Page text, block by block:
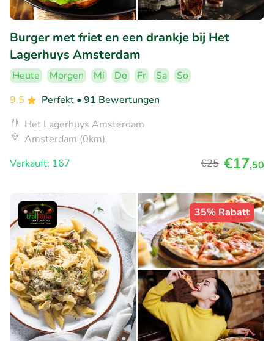
Burger met friet en een drankje bij Het
Lagerhuys Amsterdam
Heute Morgen Mi Do Fr Sa
So
9.5
Perfekt • 91 Bewertungen
Het Lagerhuys Amsterdam
Amsterdam (0km)
Verkauft: 167
€25 €17,50
35% Rabatt